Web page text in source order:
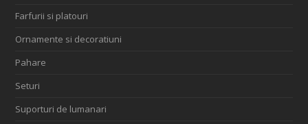
Farfurii si platouri
Ornamente si decoratiuni
Pahare
Seturi
Suporturi de lumanari